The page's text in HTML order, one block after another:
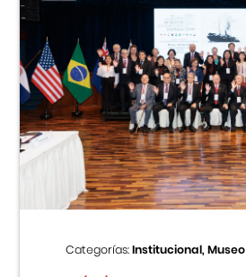
Categorías:Institucional, Museo